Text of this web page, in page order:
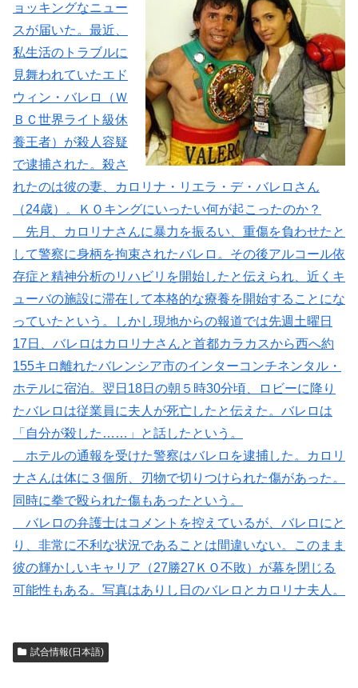
ョッキングなニュー
スが届いた。最近、
私生活のトラブルに
見舞われていたエド
ウィン・バレロ（Ｗ
ＢＣ世界ライト級休
養王者）が殺人容疑
で逮捕された。殺さ
れたのは彼の妻、カロリナ・リエラ・デ・バレロさん
（24歳）。ＫＯキングにいったい何が起こったのか？
先月、カロリナさんに暴力を振るい、重傷を負わせたと
して警察に身柄を拘束されたバレロ。その後アルコール依
存症と精神分析のリハビリを開始したと伝えられ、近くキ
ューバの施設に滞在して本格的な療養を開始することにな
っていたという。しかし現地からの報道では先週土曜日
17日、バレロはカロリナさんと首都カラカスから西へ約
155キロ離れたバレンシア市のインターコンチネンタル・
ホテルに宿泊。翌日18日の朝５時30分頃、ロビーに降り
たバレロは従業員に夫人が死亡したと伝えた。バレロは
「自分が殺した……」と話したという。
ホテルの通報を受けた警察はバレロを逮捕した。カロリ
ナさんは体に３個所、刃物で切りつけられた傷があった。
同時に拳で殴られた傷もあったという。
バレロの弁護士はコメントを控えているが、バレロにと
り、非常に不利な状況であることは間違いない。このまま
彼の輝かしいキャリア（27勝27ＫＯ不敗）が幕を閉じる
可能性もある。写真はありし日のバレロとカロリナ夫人。
試合情報(日本語)